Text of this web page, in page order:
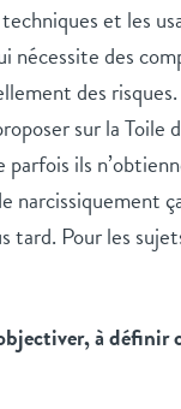
et les
des
des
sur la Toile
ils
narcissiquement
tard. Pour les
à définir